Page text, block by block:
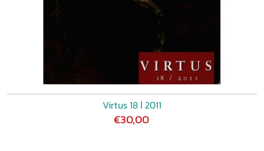
Virtus 18 ǀ 2011
€30,00